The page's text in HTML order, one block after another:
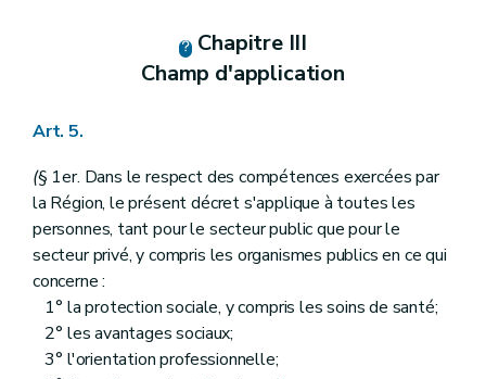
Chapitre III
Champ d'application
Art. 5.
(§ 1er. Dans le respect des compétences exercées par
la Région, le présent décret s'applique à toutes les
personnes, tant pour le secteur public que pour le
secteur privé, y compris les organismes publics en ce qui
concerne :
1° la protection sociale, y compris les soins de santé;
2° les avantages sociaux;
3° l'orientation professionnelle;